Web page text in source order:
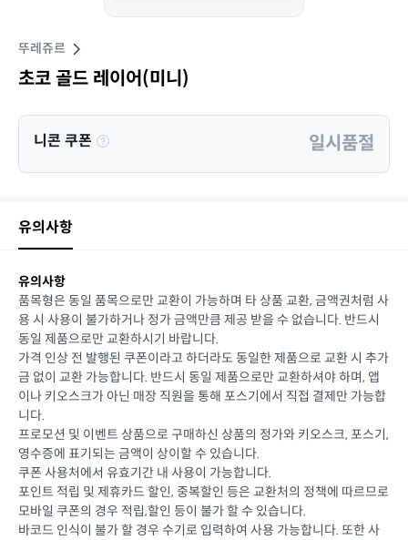
뚜레쥬르
초코 골드 레이어(미니)
니콘 쿠폰 일시품절
유의사항
유의사항
품목형은 동일 품목으로만 교환이 가능하며 타 상품 교환, 금액권처럼 사
용 시 사용이 불가하거나 정가 금액만큼 제공 받을 수 없습니다. 반드시
동일 제품으로만 교환하시기 바랍니다.
가격 인상 전 발행된 쿠폰이라고 하더라도 동일한 제품으로 교환 시 추가
금 없이 교환 가능합니다. 반드시 동일 제품으로만 교환하셔야 하며, 앱
이나 키오스크가 아닌 매장 직원을 통해 포스기에서 직접 결제만 가능합
니다.
프로모션 및 이벤트 상품으로 구매하신 상품의 정가와 키오스크, 포스기,
영수증에 표기되는 금액이 상이할 수 있습니다.
쿠폰 사용처에서 유효기간 내 사용이 가능합니다.
포인트 적립 및 제휴카드 할인, 중복할인 등은 교환처의 정책에 따르므로
모바일 쿠폰의 경우 적립,할인 등이 불가 할 수 있습니다.
바코드 인식이 불가 할 경우 수기로 입력하여 사용 가능합니다. 또한 사